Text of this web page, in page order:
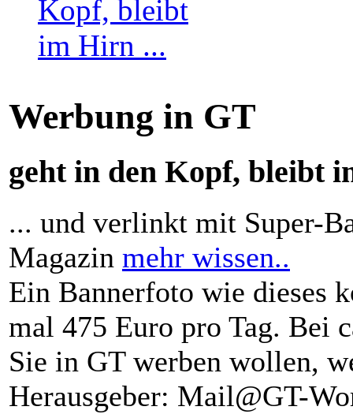
Werbung in GT
geht in den Kopf, bleibt
... und verlinkt mit Super-
Magazin mehr wissen..
Ein Bannerfoto wie dieses
mal 475 Euro pro Tag. Bei
Sie in GT werben wollen,
Herausgeber: Mail@GT-